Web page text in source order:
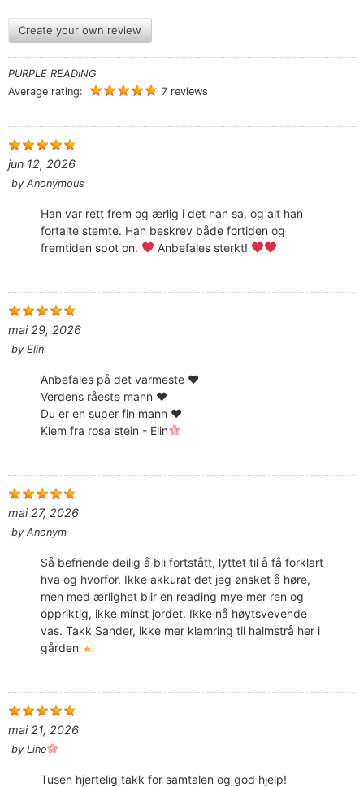
Create your own review
PURPLE READING
Average rating:
7 reviews
jun 12, 2026
by Anonymous
Han var rett frem og ærlig i det han sa, og alt han
fortalte stemte. Han beskrev både fortiden og
fremtiden spot on.
Anbefales sterkt!
mai 29, 2026
by Elin
Anbefales på det varmeste ♥️
Verdens råeste mann ♥️
Du er en super fin mann ♥️
Klem fra rosa stein - Elin
mai 27, 2026
by Anonym
Så befriende deilig å bli fortstått, lyttet til å få forklart
hva og hvorfor. Ikke akkurat det jeg ønsket å høre,
men med ærlighet blir en reading mye mer ren og
oppriktig, ikke minst jordet. Ikke nå høytsvevende
vas. Takk Sander, ikke mer klamring til halmstrå her i
gården
mai 21, 2026
by Line
Tusen hjertelig takk for samtalen og god hjelp!